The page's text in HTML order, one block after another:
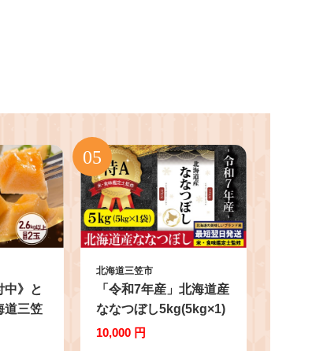
中》と
道三笠
以上)
北海道三笠市
「令和7年産」北海道産
ななつぼし5kg(5kg×1)
【特Aランク】米・食
10,000 円